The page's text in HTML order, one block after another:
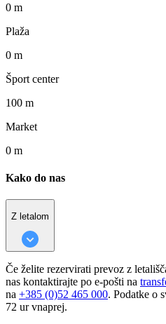
0 m
Plaža
0 m
Šport center
100 m
Market
0 m
Kako do nas
Z letalom
Če želite rezervirati prevoz z
nas kontaktirajte po e-pošti na
na +385 (0)52 465 000. Podatke o
72 ur vnaprej.